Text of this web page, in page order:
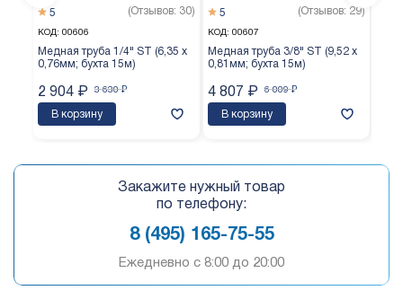
КОД: 00606
Медная труба 1/4" ST (6,35 х
0,76мм; бухта 15м)
(Отзывов: 30)
5
3 630 ₽
2 904 ₽
В корзину
КОД: 00607
Медная труба 3/8" ST (9,52 х
0,81мм; бухта 15м)
(Отзывов: 29)
5
6 009 ₽
4 807 ₽
В корзину
Закажите нужный товар
по телефону:
8 (495) 165-75-55
Ежедневно c 8:00 до 20:00